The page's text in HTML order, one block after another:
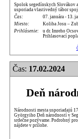
Spolok segedínskych Slovákov
usporiada vlastivedný tábor
Čas:
07. januára - 13.
Miesto:
Koliba Josu –
Prihlásenie:
u dr. Imreho
Prihlasovací
Čas: 17.02.2024
Deň
Národnosti mesta usporiadajú
Györgyiho Deň národností v
srdečne pozývame. Podrobný
nájdete v prílohe.